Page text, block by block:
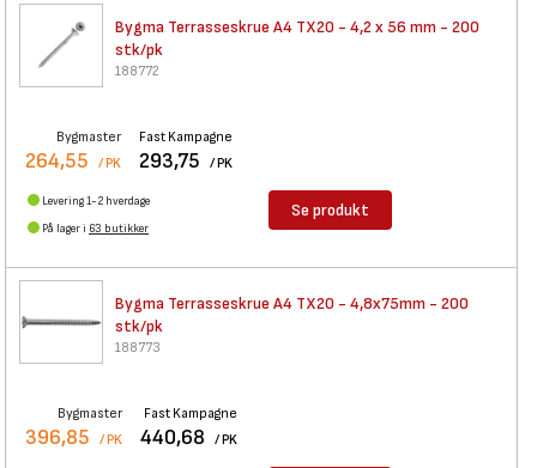
Bygma Terrasseskrue A4 TX20 - 4,2 x 56 mm - 200
stk/pk
188772
Bygmaster
264,55 / PK
Fast Kampagne
293,75 / PK
Levering 1-2 hverdage
På lager i 63 butikker
Se produkt
Bygma Terrasseskrue A4 TX20 - 4,8x75mm - 200
stk/pk
188773
Bygmaster
396,85 / PK
Fast Kampagne
440,68 / PK